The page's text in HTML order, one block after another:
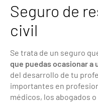
Seguro de
civil
Se trata de un seguro
que puedas ocasionar a
del desarrollo de tu
importantes en
médicos, los abogados